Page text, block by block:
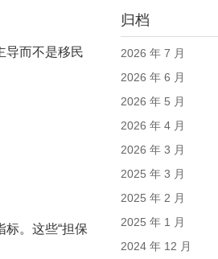
导而不是移民
。这些“担保
归档
2026 年 7 月
2026 年 6 月
2026 年 5 月
2026 年 4 月
2026 年 3 月
2025 年 3 月
2025 年 2 月
2025 年 1 月
2024 年 12 月